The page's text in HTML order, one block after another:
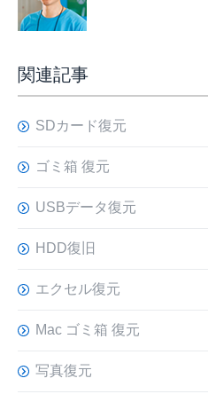
関連記事
SDカード復元
ゴミ箱 復元
USBデータ復元
HDD復旧
エクセル復元
Mac ゴミ箱 復元
写真復元